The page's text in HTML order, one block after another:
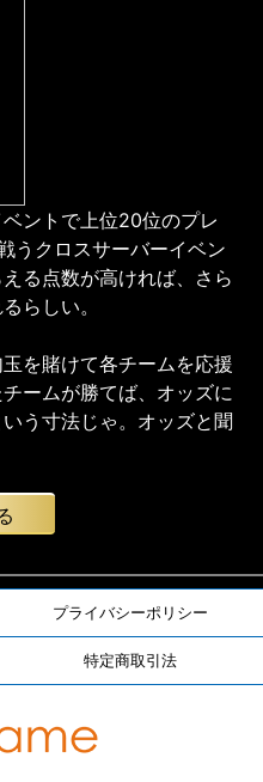
ントで上位20位のプレ
うクロスサーバーイベン
る点数が高ければ、さら
らしい。
を賭けて各チームを応援
ームが勝てば、オッズに
う寸法じゃ。オッズと聞
プライバシーポリシー
特定商取引法